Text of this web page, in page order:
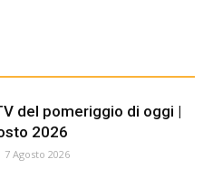
del pomeriggio di oggi |
2026
7 Agosto 2026